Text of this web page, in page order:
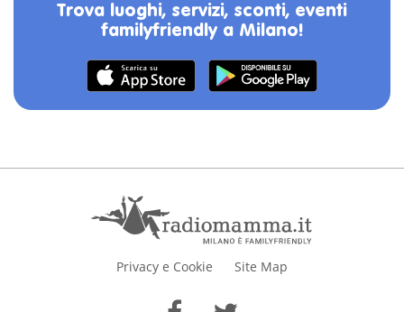
Trova luoghi, servizi, sconti, eventi
familyfriendly a Milano!
Privacy e Cookie Site Map